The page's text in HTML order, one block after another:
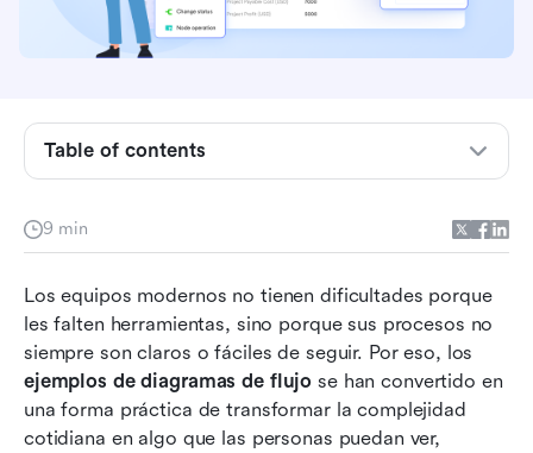
9 min
Los equipos modernos no tienen dificultades porque
les falten herramientas, sino porque sus procesos no
ejemplos de diagramas de flujo se han convertido en
una forma práctica de transformar la complejidad
cotidiana en algo que las personas puedan ver,
Table of contents
¿Qué es un diagrama de flujo?
18 tipos de diagramas de flujo
Cómo elegir el diagrama de flujo correcto
Conoce a Lark: diseña tus diagramas de flujo y
conviértelos en flujos de trabajo reales